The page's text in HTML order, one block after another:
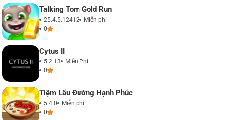
Talking Tom Gold Run
25.4.5.12412
Miễn phí
0
Cytus II
5.2.13
Miễn Phí
0
Tiệm Lẩu Đường Hạnh Phúc
5.4.0
Miễn phí
0